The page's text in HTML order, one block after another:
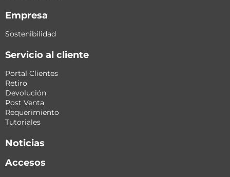
Empresa
Sostenibilidad
Servicio al cliente
Portal Clientes
Retiro
Devolución
Post Venta
Requerimiento
Tutoriales
Noticias
Accesos